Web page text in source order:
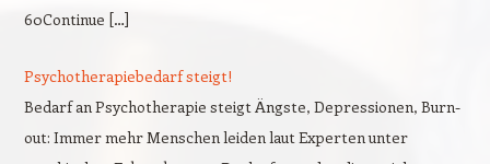
60Continue […]
Psychotherapiebedarf steigt!
Bedarf an Psychotherapie steigt Ängste, Depressionen, Burn-
out: Immer mehr Menschen leiden laut Experten unter